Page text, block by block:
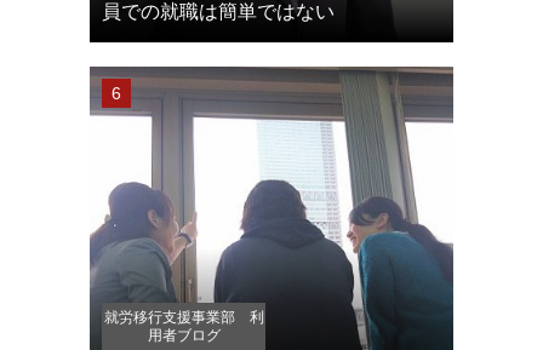
員での就職は簡単ではない
就労移行支援事業部 利
用者ブログ